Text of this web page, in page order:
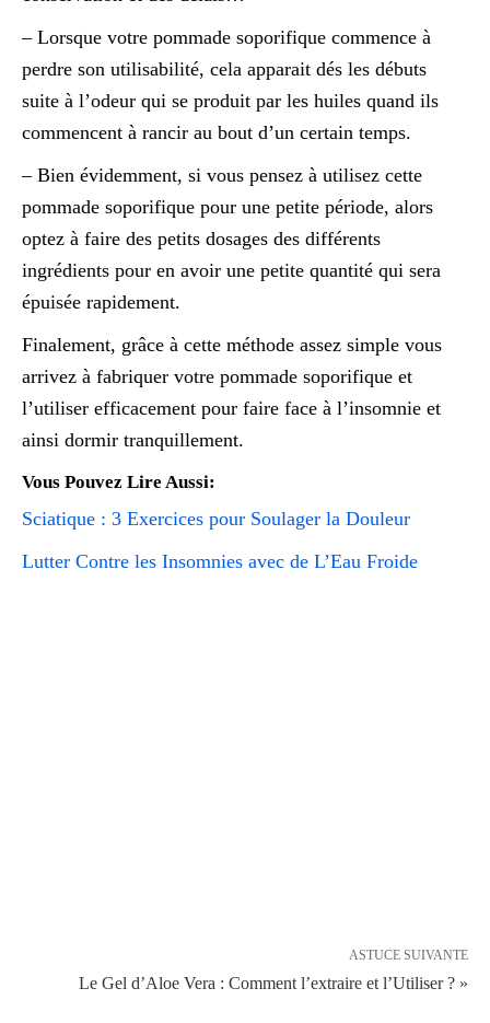
– Lorsque votre pommade soporifique commence à
perdre son utilisabilité, cela apparait dés les débuts
suite à l’odeur qui se produit par les huiles quand ils
commencent à rancir au bout d’un certain temps.
– Bien évidemment, si vous pensez à utilisez cette
pommade soporifique pour une petite période, alors
optez à faire des petits dosages des différents
ingrédients pour en avoir une petite quantité qui sera
épuisée rapidement.
Finalement, grâce à cette méthode assez simple vous
arrivez à fabriquer votre pommade soporifique et
l’utiliser efficacement pour faire face à l’insomnie et
ainsi dormir tranquillement.
Vous Pouvez Lire Aussi:
Sciatique : 3 Exercices pour Soulager la Douleur
Lutter Contre les Insomnies avec de L’Eau Froide
ASTUCE SUIVANTE
Le Gel d’Aloe Vera : Comment l’extraire et l’Utiliser ? »